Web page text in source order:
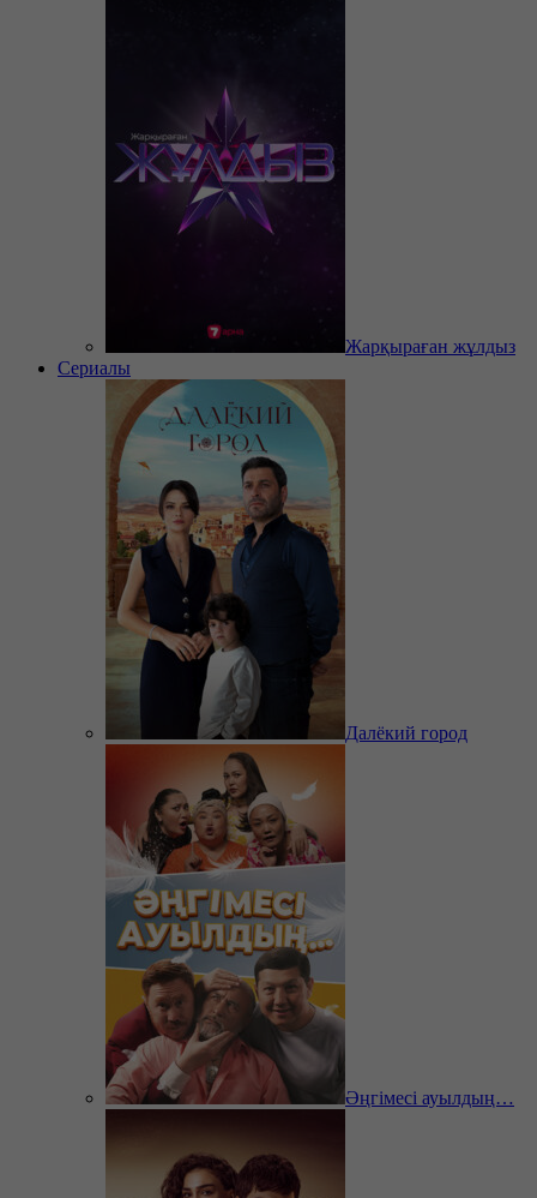
Жарқыраған жұлдыз
Сериалы
Далёкий город
Әңгімесі ауылдың…